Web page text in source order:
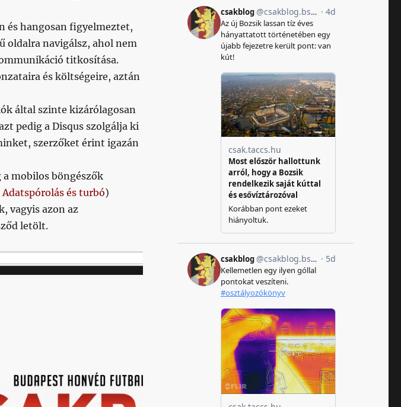
és hangosan figyelmeztet,
navigálsz, ahol nem
titkosítása.
és költségeire, aztán
által szinte kizárólagosan
pedig a Disqus szolgálja ki
szerzőket érint igazán
mobilos böngészők
Adatspórolás és turbó)
vagyis azon az
letölt.